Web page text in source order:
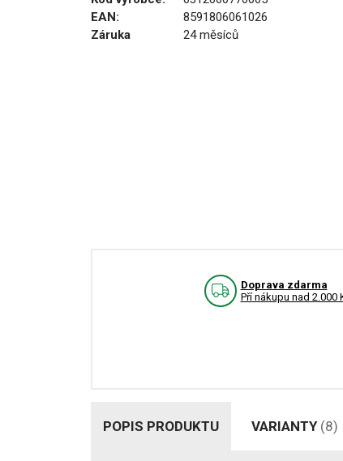
EAN:
8591806061026
Záruka
24 měsíců
Doprava zdarma
Pří nákupu nad 2.000
POPIS PRODUKTU VARIANTY (8)